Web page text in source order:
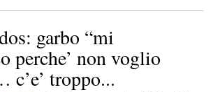
garbo “mi
perche’ non voglio
c’e’ troppo...